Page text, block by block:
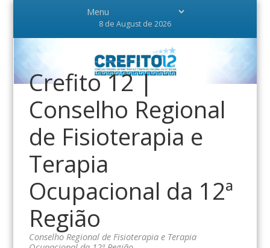
8 de August de 2026
Crefito 12 |
Conselho Regional
de Fisioterapia e
Terapia
Ocupacional da 12ª
Região
Conselho Regional de Fisioterapia e Terapia